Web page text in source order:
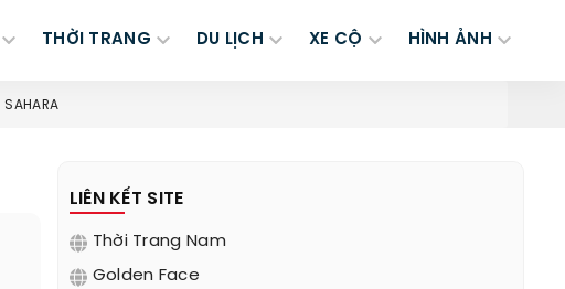
THỜI TRANG DU LỊCH XE CỘ HÌNH ẢNH
SAHARA
LIÊN KẾT SITE
Thời Trang Nam
Golden Face